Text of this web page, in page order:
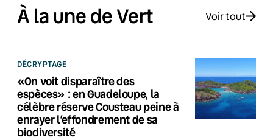
À la une de Vert Voir tout
DÉCRYPTAGE
«On voit disparaître des
espèces» : en Guadeloupe, la
célèbre réserve Cousteau peine à
enrayer l’effondrement de sa
biodiversité